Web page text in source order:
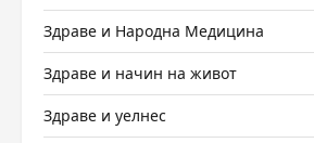
Здраве и Народна Медицина
Здраве и начин на живот
Здраве и уелнес